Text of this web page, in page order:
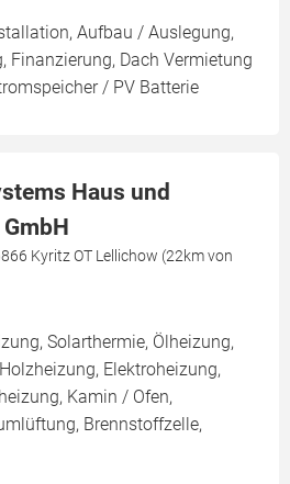
Aufbau / Auslegung,
Finanzierung, Dach Vermietung
/ PV Batterie
Haus und
Kyritz OT Lellichow (22km von
Solarthermie, Ölheizung,
Elektroheizung,
Kamin / Ofen,
Brennstoffzelle,